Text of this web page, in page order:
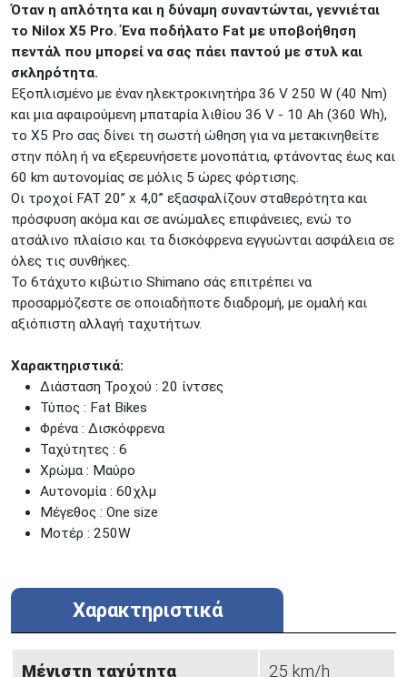
ΠΕΙΡΑΙΑΣ
Μαυρομιχάλη 1 και Ακτή
Κονδύλη
ΜΕΤΑΜΟΡΦΩΣΗ
Τατοϊόυ 117
ΓΛΥΦΑΔΑ
ΚΟΛΩΝΟΣ
Πτολεμαίου Κλαύδιου 8
ΚΕΝΤΡΙΚΕΣ ΑΠΟΘΗΚΕΣ
ΘΕΣΣΑΛΟΝΙΚΗ
Δωδεκανήσου 28 &
Πολυτεχνείου
Προσοχή!Η Διαθεσιμότητα μεταβάλλεται συνεχώς
Διαβάστε εδώ
Όταν η απλότητα και η δύναμη συναντώνται, γεννιέται
το Nilox X5 Pro. Ένα ποδήλατο Fat με υποβοήθηση
πεντάλ που μπορεί να σας πάει παντού με στυλ και
σκληρότητα.
Εξοπλισμένο με έναν ηλεκτροκινητήρα 36 V 250 W (40 Nm)
και μια αφαιρούμενη μπαταρία λιθίου 36 V - 10 Ah (360 Wh),
το X5 Pro σας δίνει τη σωστή ώθηση για να μετακινηθείτε
στην πόλη ή να εξερευνήσετε μονοπάτια, φτάνοντας έως και
60 km αυτονομίας σε μόλις 5 ώρες φόρτισης.
Οι τροχοί FAT 20” x 4,0” εξασφαλίζουν σταθερότητα και
πρόσφυση ακόμα και σε ανώμαλες επιφάνειες, ενώ το
ατσάλινο πλαίσιο και τα δισκόφρενα εγγυώνται ασφάλεια σε
όλες τις συνθήκες.
Το 6τάχυτο κιβώτιο Shimano σάς επιτρέπει να
προσαρμόζεστε σε οποιαδήποτε διαδρομή, με ομαλή και
αξιόπιστη αλλαγή ταχυτήτων.
Xαρακτηριστικά:
Διάσταση Τροχού : 20 ίντσες
Τύπος : Fat Bikes
Φρένα : Δισκόφρενα
Ταχύτητες : 6
Χρώμα : Μαύρο
Αυτονομία : 60χλμ
Μέγεθος : One size
Μοτέρ : 250W
Χαρακτηριστικά
Μέγιστη ταχύτητα 25 km/h